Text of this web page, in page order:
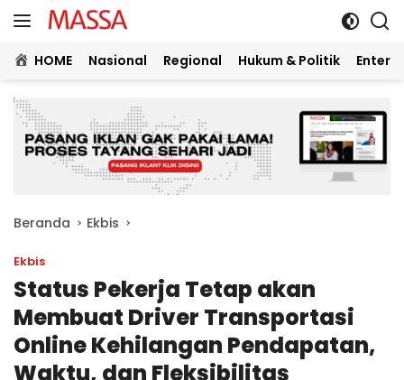
Langsung
ke
konten
HOME Nasional Regional Hukum & Politik
Beranda Ekbis
Ekbis
Status Pekerja Tetap akan
Membuat Driver Transportasi
Online Kehilangan Pendapatan,
Waktu, dan Fleksibilitas